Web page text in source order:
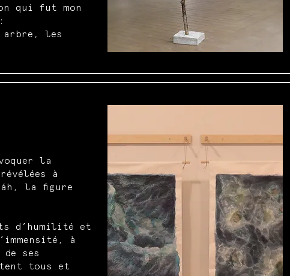
qui fut mon
arbre, les
la
à
la figure
d’humilité et
à
ses
tous et